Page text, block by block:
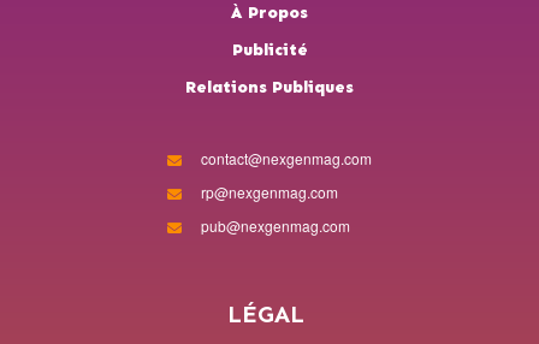
À Propos
Publicité
Relations Publiques
contact@nexgenmag.com
rp@nexgenmag.com
pub@nexgenmag.com
LÉGAL